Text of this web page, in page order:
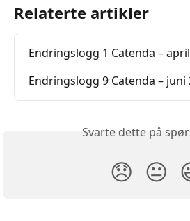
Relaterte artikler
Endringslogg 1 Catenda –
Endringslogg 9 Catenda – juni
Svarte dette på
😞 😐